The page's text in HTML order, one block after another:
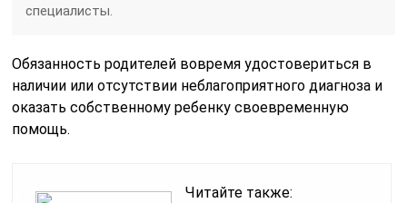
специалисты.
Обязанность родителей вовремя удостовериться в
наличии или отсутствии неблагоприятного диагноза и
оказать собственному ребенку своевременную
помощь.
Читайте также: